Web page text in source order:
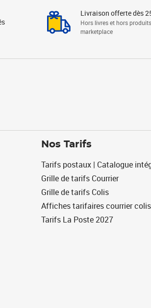
Livraison offerte dès
Hors livres et hors produits
marketplace
Nos Tarifs
Tarifs postaux | Catalogue
Grille de tarifs Courrier
Grille de tarifs Colis
Affiches tarifaires courrier colis
Tarifs La Poste 2027